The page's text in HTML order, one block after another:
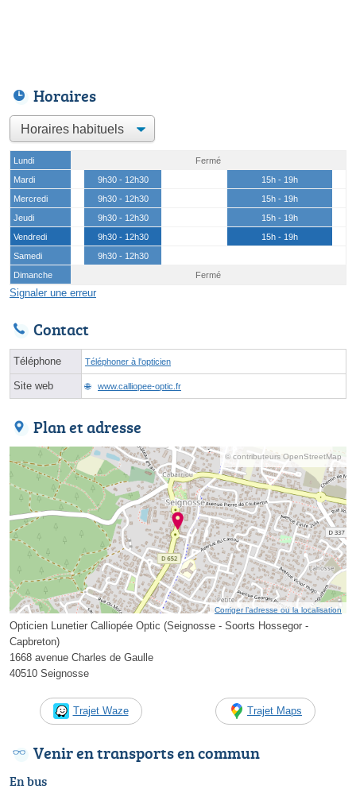
Horaires
Lundi
Fermé
Mardi
9h30 - 12h30
15h - 19h
Mercredi
9h30 - 12h30
15h - 19h
Jeudi
9h30 - 12h30
15h - 19h
Vendredi
9h30 - 12h30
15h - 19h
Samedi
9h30 - 12h30
Dimanche
Fermé
Signaler une erreur
Contact
Téléphone Téléphoner à l'opticien
Site web www.calliopee-optic.fr
Plan et adresse
© contributeurs OpenStreetMap
Corriger l’adresse ou la localisation
Opticien Lunetier Calliopée Optic (Seignosse - Soorts Hossegor -
Capbreton)
1668 avenue Charles de Gaulle
40510 Seignosse
Trajet Waze Trajet Maps
Venir en transports en commun
En bus